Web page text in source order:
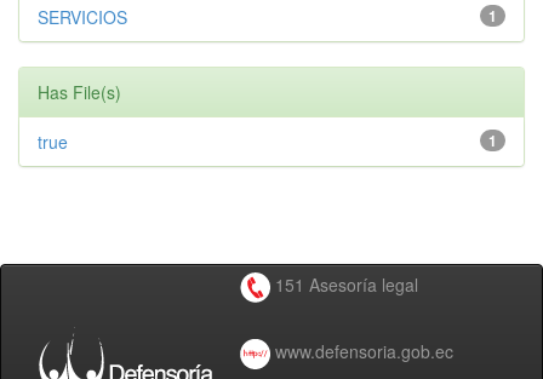
1
SERVICIOS
Has File(s)
1
true
151 Asesoría legal
www.defensoria.gob.ec